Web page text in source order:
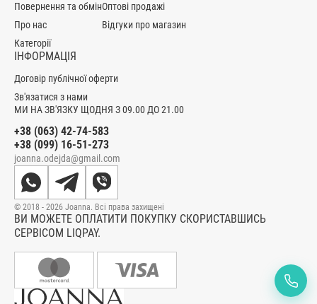
МИ НА ЗВ'ЯЗКУ ЩОДНЯ З 09.00 ДО 21.00
+38 (063) 42-74-583
+38 (099) 16-51-273
joanna.odejda@gmail.com
Повернення та обмін
Про нас
Категорії
Оптові продажі
Відгуки про магазин
ІНФОРМАЦІЯ
Договір публічної оферти
Зв'язатися з нами
ВИ МОЖЕТЕ ОПЛАТИТИ ПОКУПКУ СКОРИСТАВШИСЬ
СЕРВІСОМ LIQPAY.
© 2018 - 2026 Joanna. Всі права захищені